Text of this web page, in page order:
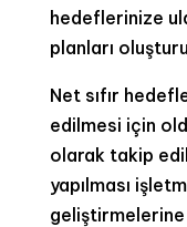
hedeflerinize
planları
Net sıfır
edilmesi için
olarak takip
yapılması
geliştirmelerine